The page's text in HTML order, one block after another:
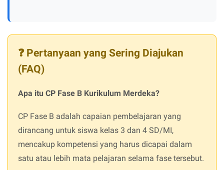
❓ Pertanyaan yang Sering Diajukan
(FAQ)
Apa itu CP Fase B Kurikulum Merdeka?
CP Fase B adalah capaian pembelajaran yang
dirancang untuk siswa kelas 3 dan 4 SD/MI,
mencakup kompetensi yang harus dicapai dalam
satu atau lebih mata pelajaran selama fase tersebut.